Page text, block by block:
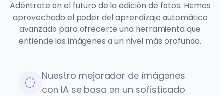
Adéntrate en el futuro de la edición de fotos. Hemos
aprovechado el poder del aprendizaje automático
avanzado para ofrecerte una herramienta que
entiende las imágenes a un nivel más profundo.
Nuestro mejorador de imágenes
con IA se basa en un sofisticado